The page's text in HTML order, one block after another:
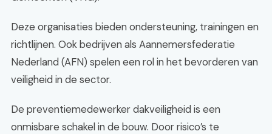
Deze organisaties bieden ondersteuning, trainingen en
richtlijnen. Ook bedrijven als Aannemersfederatie
Nederland (AFN) spelen een rol in het bevorderen van
veiligheid in de sector.
De preventiemedewerker dakveiligheid is een
onmisbare schakel in de bouw. Door risico’s te